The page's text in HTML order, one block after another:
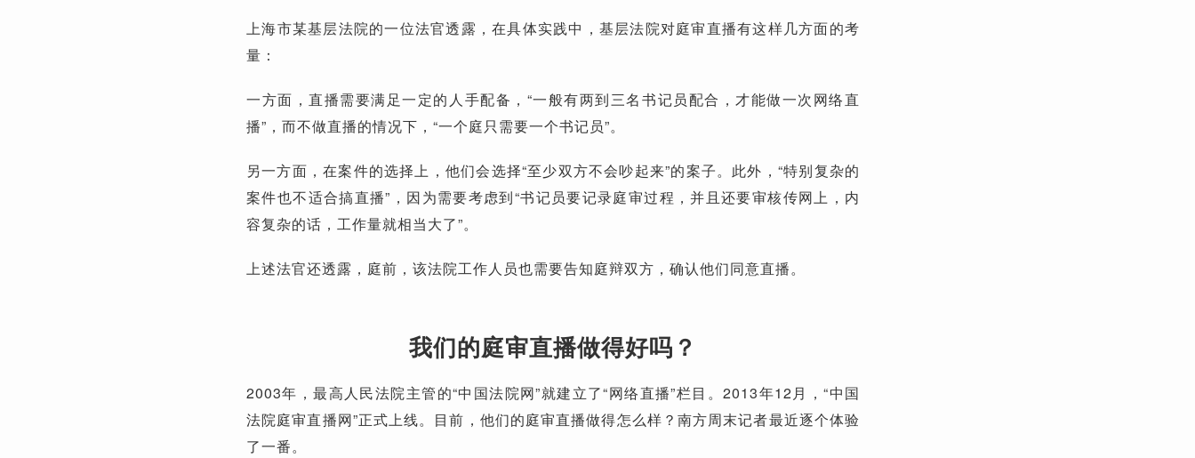
上海市某基层法院的一位法官透露，在具体实践中，基层法院对庭审直播有这样几方面的考
量：
一方面，直播需要满足一定的人手配备，“一般有两到三名书记员配合，才能做一次网络直
播”，而不做直播的情况下，“一个庭只需要一个书记员”。
另一方面，在案件的选择上，他们会选择“至少双方不会吵起来”的案子。此外，“特别复杂的
案件也不适合搞直播”，因为需要考虑到“书记员要记录庭审过程，并且还要审核传网上，内
容复杂的话，工作量就相当大了”。
上述法官还透露，庭前，该法院工作人员也需要告知庭辩双方，确认他们同意直播。
我们的庭审直播做得好吗？
2003年，最高人民法院主管的“中国法院网”就建立了“网络直播”栏目。2013年12月，“中国
法院庭审直播网”正式上线。目前，他们的庭审直播做得怎么样？南方周末记者最近逐个体验
了一番。